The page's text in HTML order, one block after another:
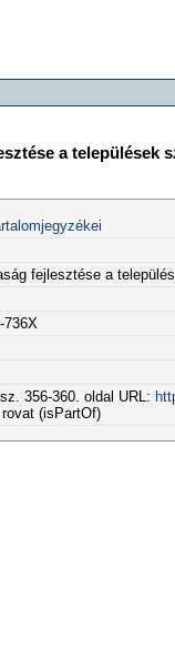
a települések
fejlesztése a
736X
356-360. oldal URL:
(isPartOf)